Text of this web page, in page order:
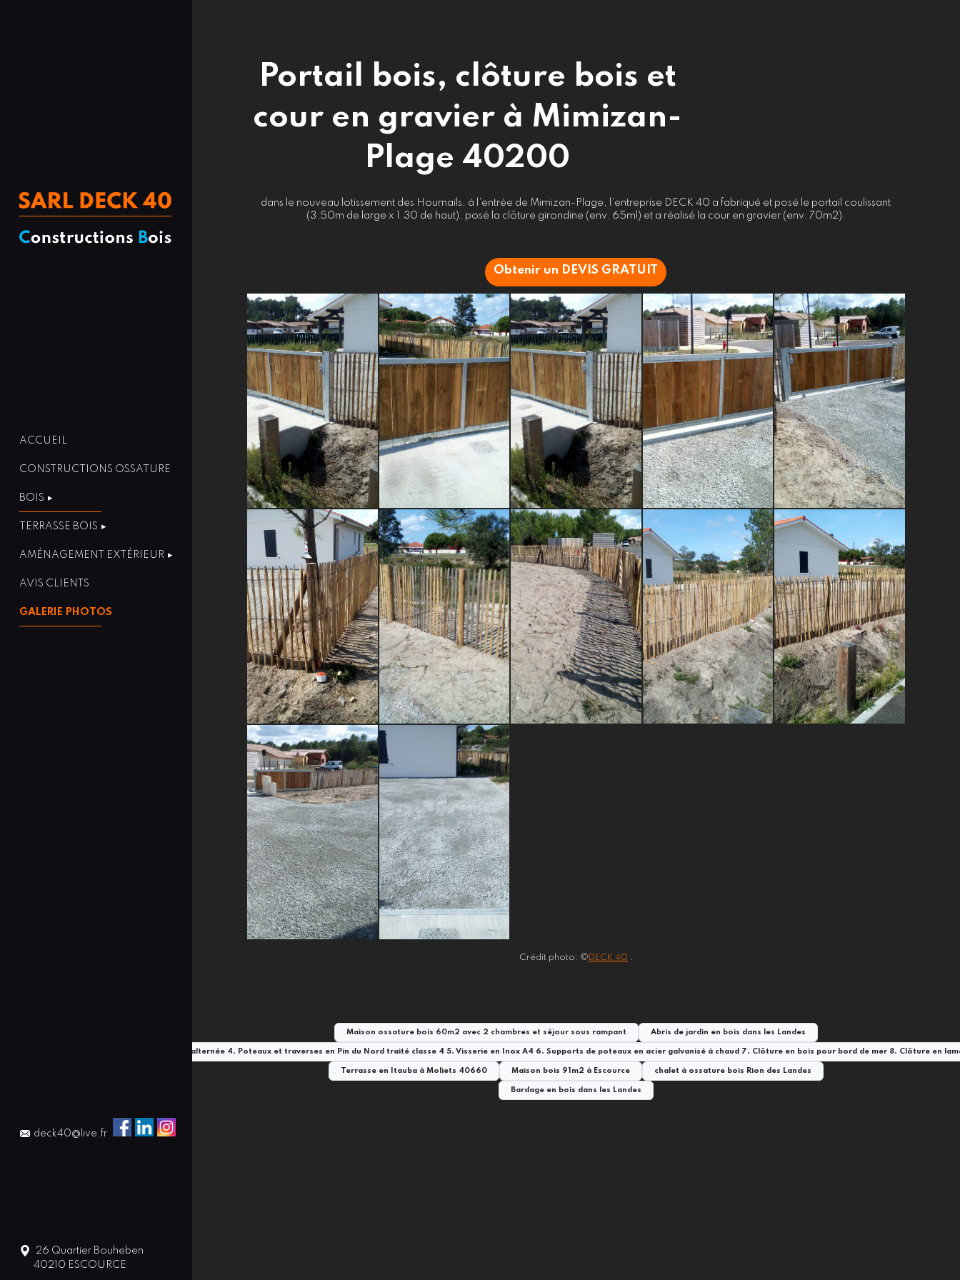
26 Quartier Bouheben
40210 ESCOURCE
deck40@live.fr
ACCUEIL
CONSTRUCTIONS OSSATURE
BOIS
TERRASSE BOIS
AMÉNAGEMENT EXTÉRIEUR
AVIS CLIENTS
GALERIE PHOTOS
Portail bois, clôture bois et
cour en gravier à Mimizan-
Plage 40200
dans le nouveau lotissement des Hournails, à l'entrée de Mimizan-Plage, l'entreprise DECK 40 a fabriqué et posé le portail coulissant
(3.50m de large x 1.30 de haut), posé la clôture girondine (env. 65ml) et a réalisé la cour en gravier (env. 70m2).
Obtenir un DEVIS GRATUIT
Crédit photo: © DECK 40 .
Maison ossature bois 60m2 avec 2 chambres et séjour sous rampant Abris de jardin en bois dans les Landes
pin Douglas traité classe 4 3. Pose verticale alternée 4. Poteaux et traverses en Pin du Nord traité classe 4 5. Visserie en Inox A4 6. Supports de poteaux en acier galvanisé à chaud 7. Clôture en bois pour bord de mer 8. Clôture en
Terrasse en Itauba à Moliets 40660 Maison bois 91m2 à Escource chalet à ossature bois Rion des Landes
Bardage en bois dans les Landes